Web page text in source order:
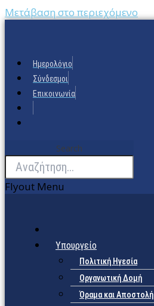
Μετάβαση στο περιεχόμενο
Ημερολόγιο
Σύνδεσμοι
Επικοινωνία
Search
Flyout Menu
Υπουργείο
Πολιτική Ηγεσία
Οργανωτική Δομή
Όραμα και Αποστολή